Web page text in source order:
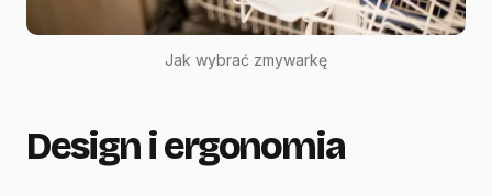
Jak wybrać zmywarkę
Design i ergonomia